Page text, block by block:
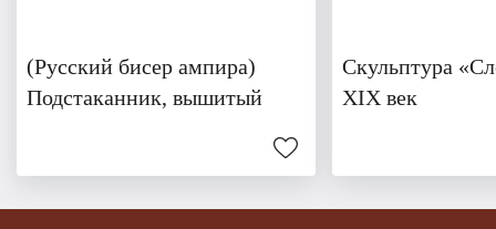
(Русский бисер ампира)
Подстаканник, вышитый
Скульптура
ХIХ век